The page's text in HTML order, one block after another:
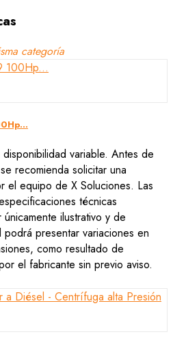
categoría
variable. Antes de
recomienda solicitar una
el equipo de X Soluciones. Las
técnicas
ilustrativo y de
presentar variaciones en
como resultado de
el fabricante sin previo aviso.